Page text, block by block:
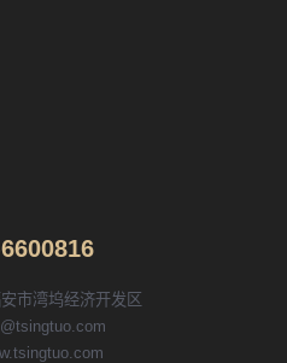
市湾坞经济开发区